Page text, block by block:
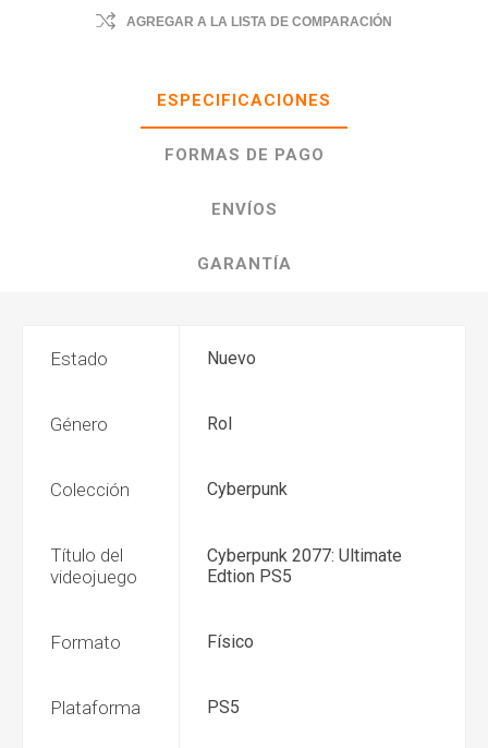
AGREGAR A LA LISTA DE COMPARACIÓN
ESPECIFICACIONES
FORMAS DE PAGO
ENVÍOS
GARANTÍA
Estado Nuevo
Género Rol
Colección Cyberpunk
Título del
videojuego
Cyberpunk 2077: Ultimate
Edtion PS5
Formato Físico
Plataforma PS5